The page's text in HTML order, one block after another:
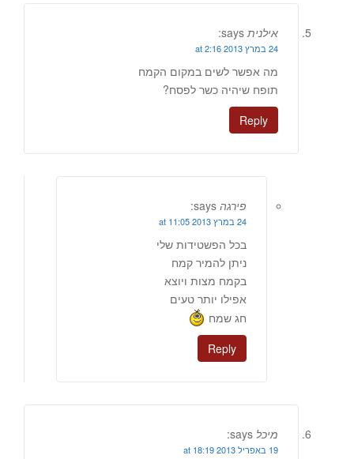
אילנית says:
24 במרץ 2013 at 2:16
מה אפשר לשים במקום הקמח
תופח שיהיה כשר לפסח?
Reply
פירגה says:
24 במרץ 2013 at 11:05
בכל הפשטידות שלי
ניתן להמיר קמח
בקמח מצות ויוצא
אפילו יותר טעים
חג שמח
Reply
מיכל says:
19 באפריל 2013 at 18:19